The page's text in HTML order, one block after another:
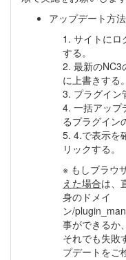
アップデート方
1. サイトにロ
する。
2. 最新のNC3
に上書きする。
3. プラグイン
4. 一括アップ
るプラグイン
5. 4.で表示を
リックする。
※ もしブラウ
えた場合は、
身のドメイ
ン/
事ができるか
それでも失敗
プデートをご